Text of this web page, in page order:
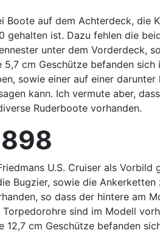
auf dem Achterdeck, die
ist. Dazu fehlen die
unter dem Vorderdeck,
cm Geschütze befanden
sowie einer auf einer
kann. Ich vermute aber,
Ruderboote vorhanden.
U.S. Cruiser als
Bugzier, sowie die
so dass der hintere am
sind im Modell
cm Geschütze befanden